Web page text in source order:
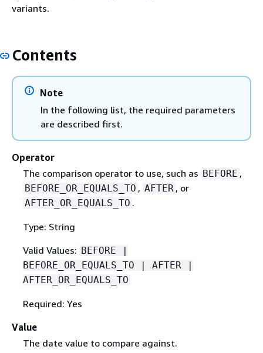
variants.
Contents
Note
In the following list, the required parameters
are described first.
Operator
The comparison operator to use, such as BEFORE ,
BEFORE_OR_EQUALS_TO , AFTER , or
AFTER_OR_EQUALS_TO .
Type: String
Valid Values: BEFORE |
BEFORE_OR_EQUALS_TO | AFTER |
AFTER_OR_EQUALS_TO
Required: Yes
Value
The date value to compare against.